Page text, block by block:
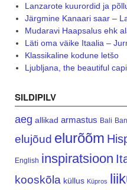
Lanzarote kuurordid ja
Järgmine Kanaari saar –
Mudaravi Haapsalus ehk
Läti oma väike Itaalia –
Klassikaline kodune letšo
Ljubljana, the beautiful
SILDIPILV
aeg allikad armastus Bali
elujõud elurõõm
English inspiratsioon
kooskõla küllus Küpros